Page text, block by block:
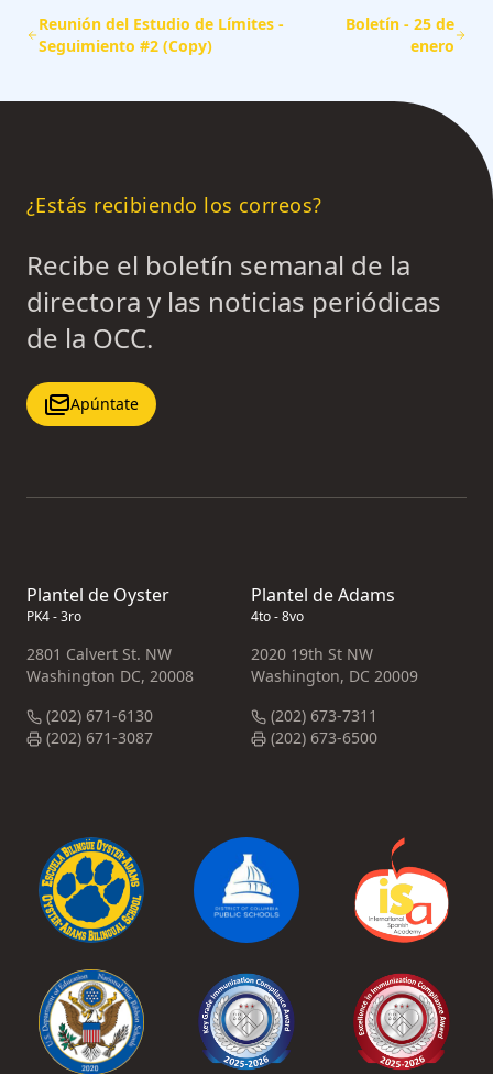
Reunión del Estudio de Límites -
Seguimiento #2 (Copy)
Boletín - 25 de
enero
¿Estás recibiendo los correos?
Recibe el boletín semanal de la
directora y las noticias periódicas
de la OCC.
Apúntate
Plantel de Oyster
PK4 - 3ro
2801 Calvert St. NW
Washington DC, 20008
(202) 671-6130
(202) 671-3087
Plantel de Adams
4to - 8vo
2020 19th St NW
Washington, DC 20009
(202) 673-7311
(202) 673-6500